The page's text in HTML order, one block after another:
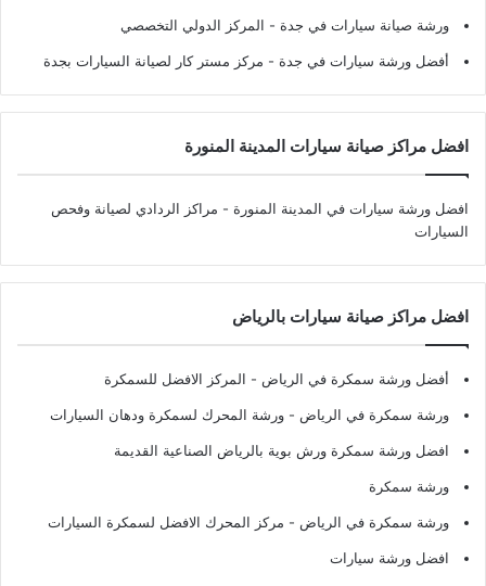
ورشة صيانة سيارات في جدة - المركز الدولي التخصصي
أفضل ورشة سيارات في جدة - مركز مستر كار لصيانة السيارات بجدة
افضل مراكز صيانة سيارات المدينة المنورة
افضل ورشة سيارات في المدينة المنورة - مراكز الردادي لصيانة وفحص
السيارات
افضل مراكز صيانة سيارات بالرياض
أفضل ورشة سمكرة في الرياض - المركز الافضل للسمكرة
ورشة سمكرة في الرياض - ورشة المحرك لسمكرة ودهان السيارات
افضل ورشة سمكرة ورش بوية بالرياض الصناعية القديمة
ورشة سمكرة
ورشة سمكرة في الرياض - مركز المحرك الافضل لسمكرة السيارات
افضل ورشة سيارات